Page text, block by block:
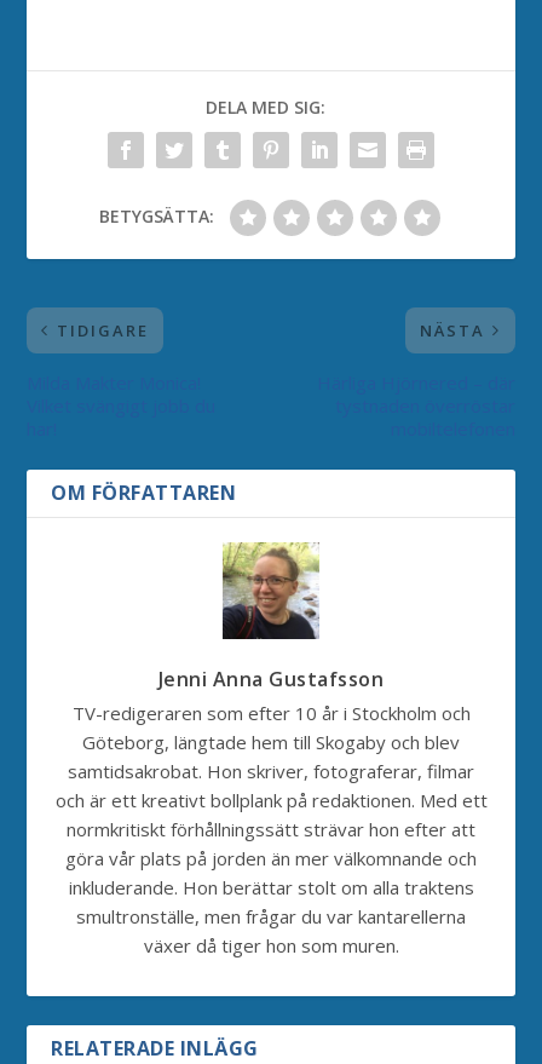
DELA MED SIG:
BETYGSÄTTA:
TIDIGARE NÄSTA
OM FÖRFATTAREN
Jenni Anna Gustafsson
TV-redigeraren som efter 10 år i Stockholm och
Göteborg, längtade hem till Skogaby och blev
samtidsakrobat. Hon skriver, fotograferar, filmar
och är ett kreativt bollplank på redaktionen. Med ett
normkritiskt förhållningssätt strävar hon efter att
göra vår plats på jorden än mer välkomnande och
inkluderande. Hon berättar stolt om alla traktens
smultronställe, men frågar du var kantarellerna
växer då tiger hon som muren.
RELATERADE INLÄGG